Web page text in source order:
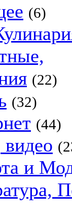
(6)
(22)
(32)
(44)
и